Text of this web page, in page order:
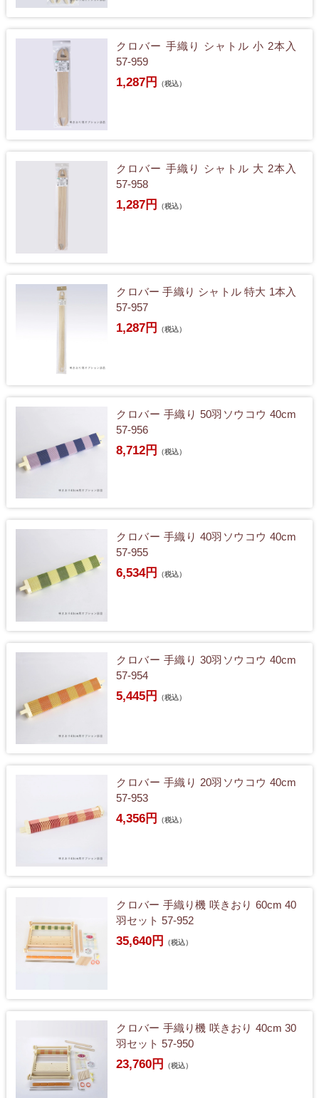
クロバー 手織り シャトル 小 2本入
57-959
1,287円 （税込）
クロバー 手織り シャトル 大 2本入
57-958
1,287円 （税込）
クロバー 手織り シャトル 特大 1本入
57-957
1,287円 （税込）
クロバー 手織り 50羽ソウコウ 40cm
57-956
8,712円 （税込）
クロバー 手織り 40羽ソウコウ 40cm
57-955
6,534円 （税込）
クロバー 手織り 30羽ソウコウ 40cm
57-954
5,445円 （税込）
クロバー 手織り 20羽ソウコウ 40cm
57-953
4,356円 （税込）
クロバー 手織り機 咲きおり 60cm 40
羽セット 57-952
35,640円 （税込）
クロバー 手織り機 咲きおり 40cm 30
羽セット 57-950
23,760円 （税込）